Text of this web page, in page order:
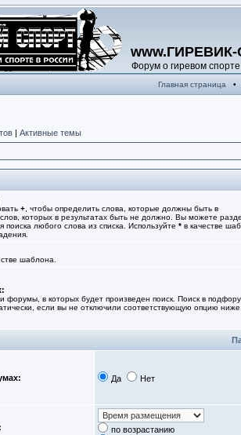
Форум о гиревом спорте
Главная страница •
| Активные темы
+ , чтобы определить слова, которые должны быть в
которых в результатах быть не должно. Вы можете
поиска любого слова из списка. Используйте * в качестве
шаблона.
в которых будет произведен поиск. Поиск в
если вы не отключили соответствующую опцию
Да Нет
по возрастанию